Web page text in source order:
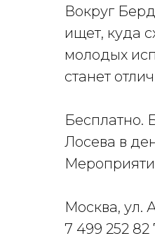
Вокруг
ищет, куда
молодых
станет
Бесплатно.
Лосева в
Москва, ул.
7 499 252 82